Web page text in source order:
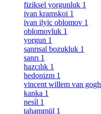
fiziksel yorgunluk 1
ivan kramskoi 1
ivan ilyiç oblomov 1
oblomovluk 1
yorgun 1
sanrısal bozukluk 1
sanrı 1
hazcılık 1
hedonizm 1
vincent willem van gogh
kanka 1
nesi̇l 1
tahammül 1